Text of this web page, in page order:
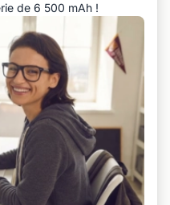
de 6 500 mAh !